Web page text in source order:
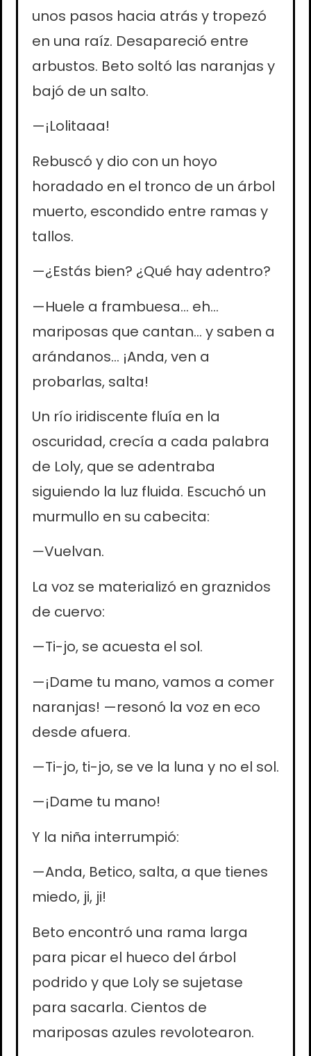
unos pasos hacia atrás y tropezó
en una raíz. Desapareció entre
arbustos. Beto soltó las naranjas y
bajó de un salto.
—¡Lolitaaa!
Rebuscó y dio con un hoyo
horadado en el tronco de un árbol
muerto, escondido entre ramas y
tallos.
—¿Estás bien? ¿Qué hay adentro?
—Huele a frambuesa… eh…
mariposas que cantan… y saben a
arándanos… ¡Anda, ven a
probarlas, salta!
Un río iridiscente fluía en la
oscuridad, crecía a cada palabra
de Loly, que se adentraba
siguiendo la luz fluida. Escuchó un
murmullo en su cabecita:
—Vuelvan.
La voz se materializó en graznidos
de cuervo:
—Ti-jo, se acuesta el sol.
—¡Dame tu mano, vamos a comer
naranjas! —resonó la voz en eco
desde afuera.
—Ti-jo, ti-jo, se ve la luna y no el sol.
—¡Dame tu mano!
Y la niña interrumpió:
—Anda, Betico, salta, a que tienes
miedo, ji, ji!
Beto encontró una rama larga
para picar el hueco del árbol
podrido y que Loly se sujetase
para sacarla. Cientos de
mariposas azules revolotearon.